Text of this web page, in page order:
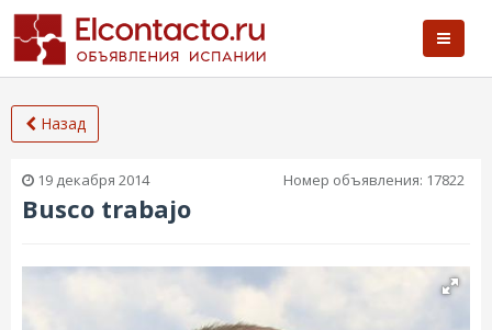
Назад
19 декабря 2014 Номер объявления: 17822
Busco trabajo